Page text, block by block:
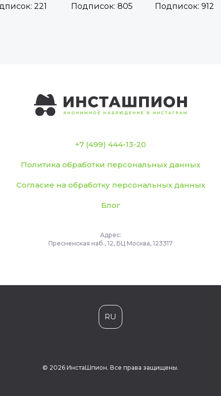
221
Подписок: 805
Подписок: 912
+7 (499) 444-13-20
Политика обработки персональных данных
Согласие на обработку персональных данных
Блог
Адрес:
Пресненская наб., 12, БЦ Москва, 123317
RU
© 2026 ИнстаШпион. Все права защищены.